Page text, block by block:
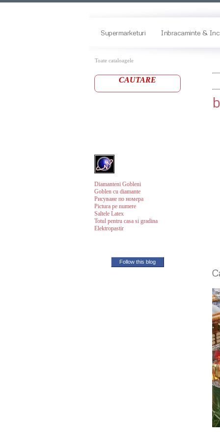
Supermarketuri Inbracaminte &
Toate cataloagele
CAUTARE
Diamanteni Gobleni
Goblen cu diamante
Рисуване по номера
Pictura pe numere
Saltele Latex
Totul pentru casa si gradina
Elektropastir
Follow this blog